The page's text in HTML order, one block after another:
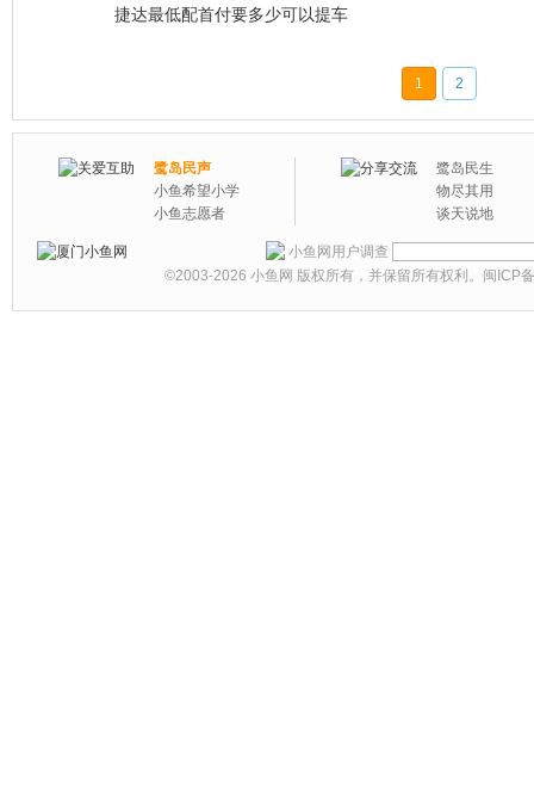
捷达最低配首付要多少可以提车
1 2
鹭岛民声
小鱼希望小学
小鱼志愿者
鹭岛民生
物尽其用
谈天说地
小鱼网用户调查
©2003-2026 小鱼网 版权所有，并保留所有权利。 闽ICP